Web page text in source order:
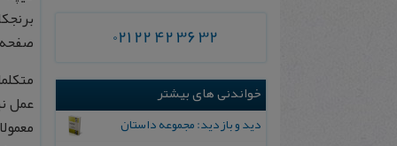
صفحه ۱۰۴-۱۲۵.
عمل
021 22 42 36 32
خواندنی های بیشتر
دید و بازدید: مجموعه‌ داستان